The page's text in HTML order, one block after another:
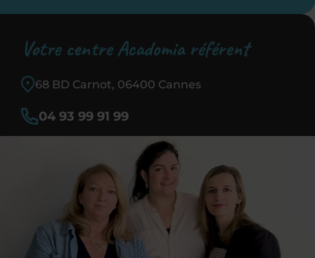
Votre centre Acadomia référent
68 BD Carnot, 06400 Cannes
04 93 99 91 99